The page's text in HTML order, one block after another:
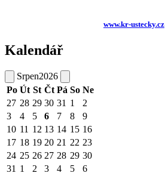
www.kr-ustecky.cz
Kalendář
Srpen2026
Po Út St Čt Pá So Ne
27 28 29 30 31 1
2
3
4 5 6 7 8
9
10 11 12 13 14 15 16
17 18 19 20 21 22 23
24 25 26 27 28 29 30
31 1 2 3 4 5 6